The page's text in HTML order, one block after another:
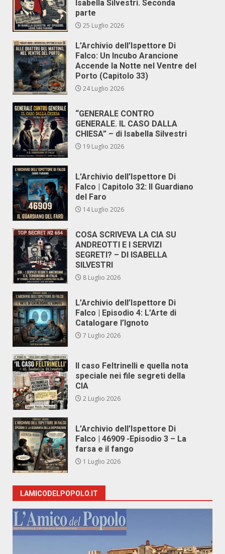
Isabella Silvestri. Seconda
parte
25 Luglio 2026
L’Archivio dell’Ispettore Di
Falco: Un Incubo Arancione
Accende la Notte nel Ventre del
Porto (Capitolo 33)
24 Luglio 2026
“GENERALE CONTRO
GENERALE. IL CASO DALLA
CHIESA” – di Isabella Silvestri
19 Luglio 2026
L’Archivio dell’Ispettore Di
Falco | Capitolo 32: Il Guardiano
del Faro
14 Luglio 2026
COSA SCRIVEVA LA CIA SU
ANDREOTTI E I SERVIZI
SEGRETI? – DI ISABELLA
SILVESTRI
8 Luglio 2026
L’Archivio dell’Ispettore Di
Falco | Episodio 4: L’Arte di
Catalogare l’Ignoto
7 Luglio 2026
Il caso Feltrinelli e quella nota
speciale nei file segreti della
CIA
2 Luglio 2026
L’Archivio dell’Ispettore Di
Falco | 46909 -Episodio 3 – La
farsa e il fango
1 Luglio 2026
LAMICODELPOPOLO.IT